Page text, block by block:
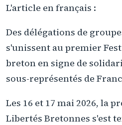
L'article en français :
Des délégations de
s'unissent au premier
breton en signe de
sous-représentés de
Les 16 et 17 mai 2026, la
Libertés Bretonnes s'est